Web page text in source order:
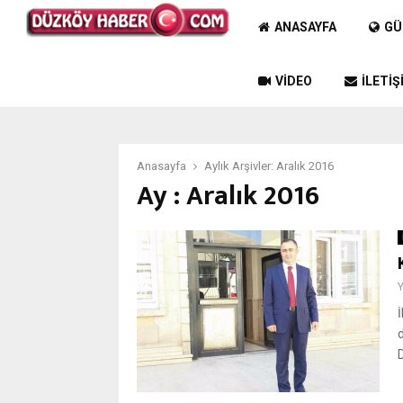
ANASAYFA
VIDEO
Anasayfa Aylık Arşivler: Aralık 2016
Ay : Aralık 2016